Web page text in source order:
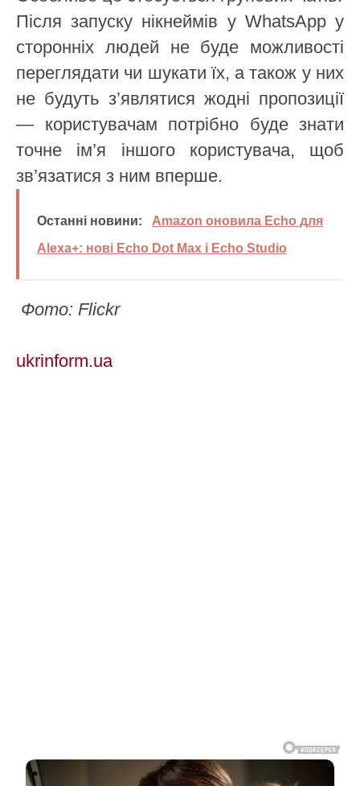
Після запуску нікнеймів у WhatsApp у
сторонніх людей не буде можливості
переглядати чи шукати їх, а також у них
не будуть з’являтися жодні пропозиції
— користувачам потрібно буде знати
точне ім’я іншого користувача, щоб
зв’язатися з ним вперше.
Останні новини:
Amazon оновила Echo для
Alexa+: нові Echo Dot Max і Echo Studio
Фото: Flickr
ukrinform.ua